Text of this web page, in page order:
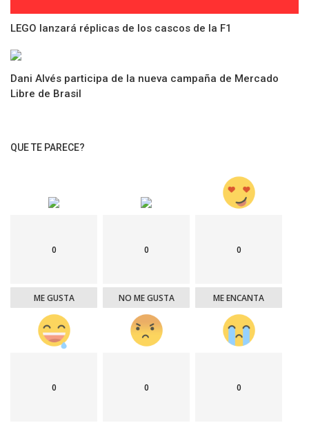
LEGO lanzará réplicas de los cascos de la F1
Dani Alvés participa de la nueva campaña de Mercado
Libre de Brasil
QUE TE PARECE?
0
ME GUSTA
0
NO ME GUSTA
0
ME ENCANTA
0 0 0